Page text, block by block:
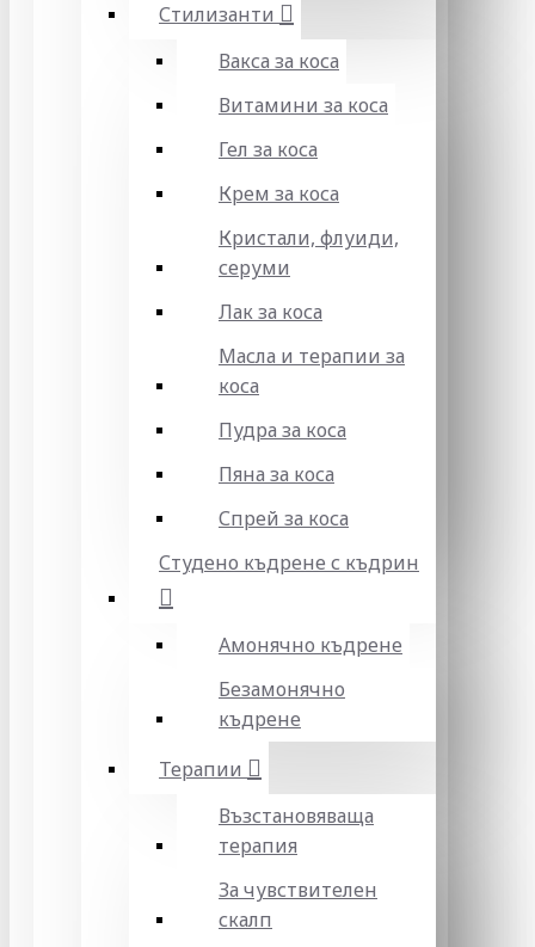
Стилизанти
Вакса за коса
Витамини за коса
Гел за коса
Крем за коса
Кристали, флуиди,
серуми
Лак за коса
Масла и терапии за
коса
Пудра за коса
Пяна за коса
Спрей за коса
Студено къдрене с къдрин
Амонячно къдрене
Безамонячно
къдрене
Терапии
Възстановяваща
терапия
За чувствителен
скалп